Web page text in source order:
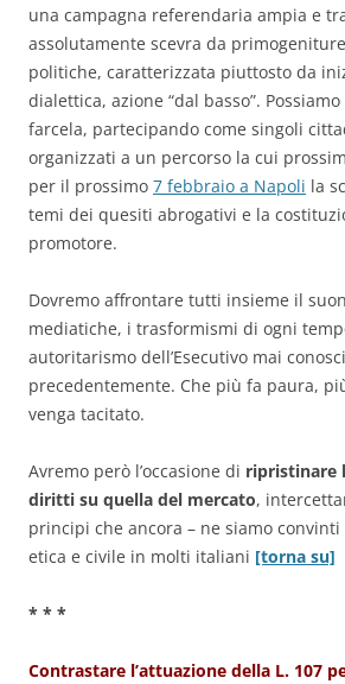
una campagna referendaria ampia e
assolutamente scevra da
politiche, caratterizzata piuttosto da
dialettica, azione “dal basso”.
farcela, partecipando come singoli
organizzati a un percorso la cui
per il prossimo 7 febbraio a Napoli la
temi dei quesiti abrogativi e la
promotore.
Dovremo affrontare tutti insieme il
mediatiche, i trasformismi di ogni
autoritarismo dell’Esecutivo mai
precedentemente. Che più fa paura,
venga tacitato.
Avremo però l’occasione di ripristinare
diritti su quella del mercato,
principi che ancora – ne siamo
etica e civile in molti italiani [torna su]
* * *
Contrastare l’attuazione della L. 107